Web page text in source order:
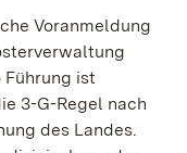
Voranmeldung
ist
3-G-Regel nach
des Landes.